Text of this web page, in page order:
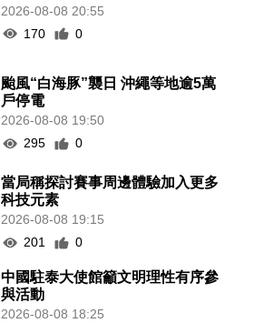
2026-08-08 20:55
170
0
颱風“白海豚”襲日 沖繩等地逾5萬
戶停電
2026-08-08 19:50
295
0
當局稱探討賽事周邊體驗加入更多
科技元素
2026-08-08 19:15
201
0
中國駐泰大使館籲文明理性有序參
與活動
2026-08-08 18:25